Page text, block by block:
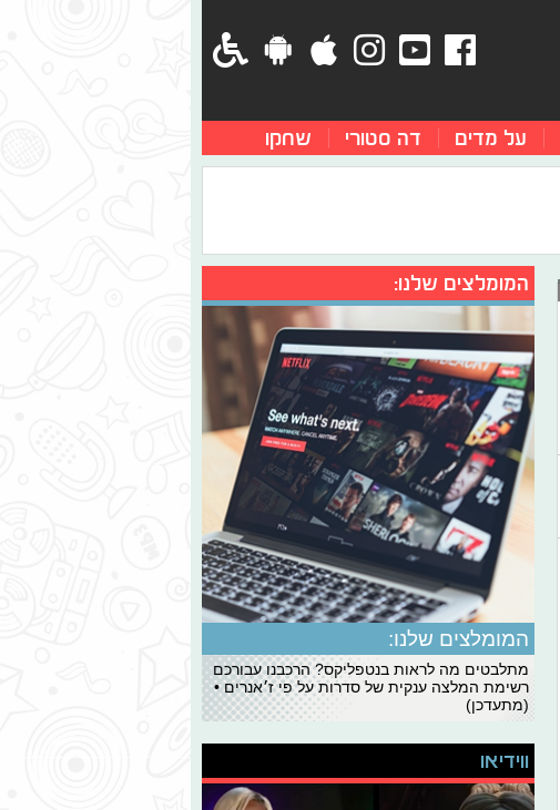
על מדים דה סטורי שחקו
המומלצים שלנו:
המומלצים שלנו:
מתלבטים מה לראות בנטפליקס? הרכבנו עבורכם
רשימת המלצה ענקית של סדרות על פי ז׳אנרים •
(מתעדכן)
ווידיאו